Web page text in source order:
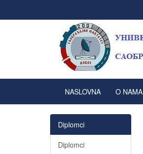
NASLOVNA O NAMA
Diplomci
Diplomci